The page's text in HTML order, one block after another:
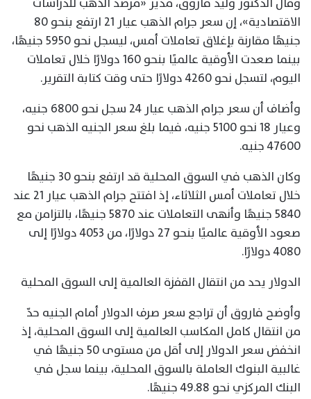
الاقتصادية»، إن سعر جرام الذهب عيار 21 ارتفع بنحو 80
جنيهًا مقارنة بإغلاق تعاملات أمس، ليسجل نحو 5950 جنيهًا،
بينما صعدت الأوقية عالميًا بنحو 160 دولارًا خلال تعاملات
اليوم، لتسجل نحو 4260 دولارًا حتى وقت كتابة التقرير.
وأضاف أن سعر جرام الذهب عيار 24 سجل نحو 6800 جنيه،
وعيار 18 نحو 5100 جنيه، فيما بلغ سعر الجنيه الذهب نحو
47600 جنيه.
وكان الذهب في السوق المحلية قد ارتفع بنحو 30 جنيهًا
خلال تعاملات أمس الثلاثاء، إذ افتتح جرام الذهب عيار 21 عند
5840 جنيهًا وأنهى التعاملات عند 5870 جنيهًا، بالتزامن مع
صعود الأوقية عالميًا بنحو 27 دولارًا، من 4053 دولارًا إلى
4080 دولارًا.
الدولار يحد من انتقال القفزة العالمية إلى السوق المحلية
وأوضح فاروق أن تراجع سعر صرف الدولار أمام الجنيه حدّ
من انتقال كامل المكاسب العالمية إلى السوق المحلية، إذ
انخفض سعر الدولار إلى أقل من مستوى 50 جنيهًا في
غالبية البنوك العاملة بالسوق المحلية، بينما سجل في
البنك المركزي نحو 49.88 جنيهًا.